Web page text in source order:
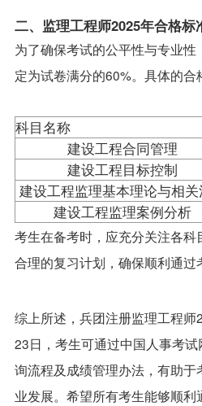
二、监理工程师2025年合格标
为了确保考试的公平性与专业
定为试卷满分的60%。具体的合
科目名称
建设工程合同管理
建设工程目标控制
建设工程监理基本理论与相
建设工程监理案例分析
考生在备考时，应充分关注各
合理的复习计划，确保顺利通过
综上所述，兵团注册监理工程师
23日，考生可通过中国人事考
询流程及成绩管理办法，有助
业发展。希望所有考生能够顺